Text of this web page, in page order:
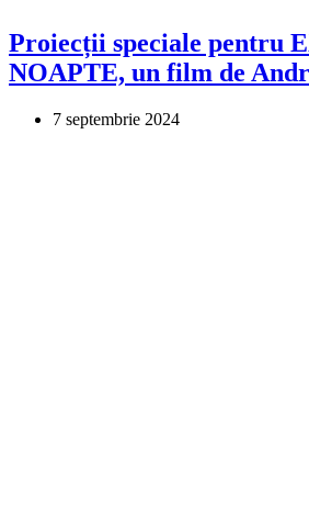
Proiecții speciale pentru
NOAPTE, un film de
7 septembrie 2024